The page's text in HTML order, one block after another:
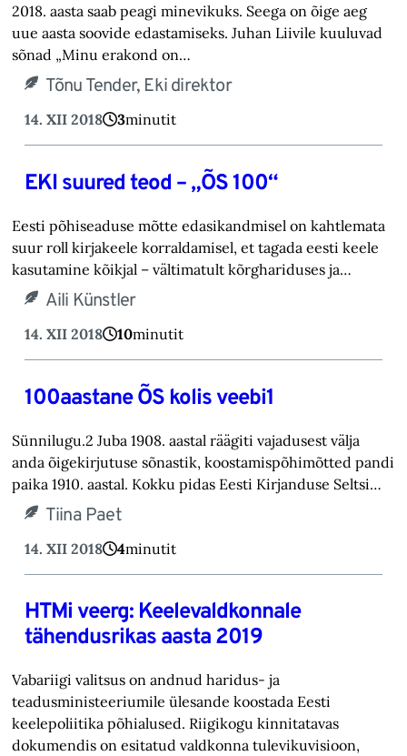
2018. aasta saab peagi minevikuks. Seega on õige aeg
uue aasta soovide edastamiseks. Juhan Liivile kuuluvad
sõnad „Minu erakond on…
Tõnu Tender, Eki direktor
14. XII 2018 3minutit
EKI suured teod – „ÕS 100“
Eesti põhiseaduse mõtte edasikandmisel on kahtlemata
suur roll kirjakeele korraldamisel, et tagada eesti keele
kasutamine kõikjal – vältimatult kõrghariduses ja…
Aili Künstler
14. XII 2018 10minutit
100aastane ÕS kolis veebi1
Sünnilugu.2 Juba 1908. aastal räägiti vajadusest välja
anda õigekirjutuse sõnastik, koostamispõhimõtted pandi
paika 1910. aastal. Kokku pidas Eesti Kirjanduse Seltsi…
Tiina Paet
14. XII 2018 4minutit
HTMi veerg: Keelevaldkonnale
tähendusrikas aasta 2019
Vabariigi valitsus on andnud haridus- ja
teadusministeeriumile ülesande koostada Eesti
keelepoliitika põhialused. Riigikogu kinnitatavas
dokumendis on esitatud valdkonna tulevikuvisioon,